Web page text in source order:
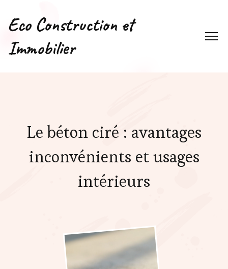
Eco Construction et
Immobilier
Le béton ciré : avantages
inconvénients et usages
intérieurs